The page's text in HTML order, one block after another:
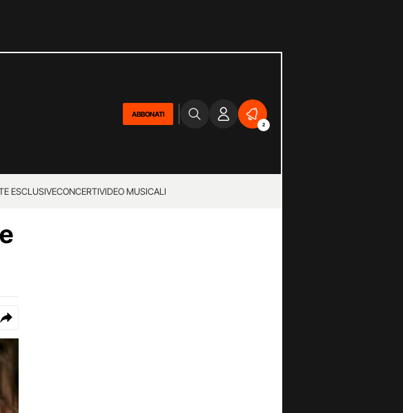
ABBONATI
2
ESCLUSIVECONCERTIVIDEO MUSICALI